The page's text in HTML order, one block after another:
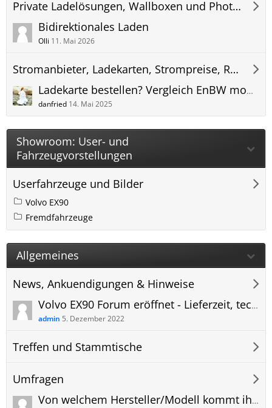
Private Ladelösungen, Wallboxen und Photovoltaik (PV) Anlagen
Bidirektionales Laden
Olli 11. Mai 2026
Stromanbieter, Ladekarten, Strompreise, Roaming und Abrechnung
Ladekarte bestellen? Vergleich EnBW mobility+ ADAC e-Charge Maingau Stadtwerke App oder?
danfried 14. Mai 2025
Showroom: User- und
Fahrzeugvorstellungen
Userfahrzeuge und Bilder
Volvo EX90
Fremdfahrzeuge
Allgemeines
News, Ankuendigungen & Hinweise
Volvo EX90 Forum eröffnet - Lieferzeit, technische Daten, Anhängerkupplung und mehr
admin 5. Dezember 2022
Treffen und Stammtische
Umfragen
Von welchem Hersteller/Modell kommt ihr und warum wechselt ihr zum Volvo EX90?